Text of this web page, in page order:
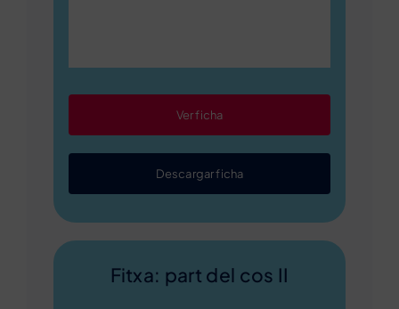
Ver ficha
Descargar ficha
Fitxa: part del cos II